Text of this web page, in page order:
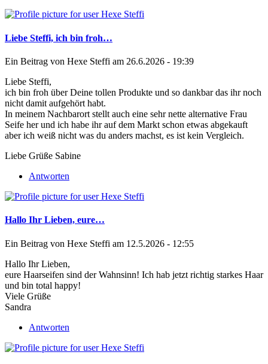
Liebe Steffi, ich bin froh…
Ein Beitrag von Hexe Steffi am 26.6.2026 - 19:39
Liebe Steffi,
ich bin froh über Deine tollen Produkte und so dankbar das ihr noch
nicht damit aufgehört habt.
In meinem Nachbarort stellt auch eine sehr nette alternative Frau
Seife her und ich habe ihr auf dem Markt schon etwas abgekauft
aber ich weiß nicht was du anders machst, es ist kein Vergleich.
Liebe Grüße Sabine
Antworten
Hallo Ihr Lieben, eure…
Ein Beitrag von Hexe Steffi am 12.5.2026 - 12:55
Hallo Ihr Lieben,
eure Haarseifen sind der Wahnsinn! Ich hab jetzt richtig starkes Haar
und bin total happy!
Viele Grüße
Sandra
Antworten